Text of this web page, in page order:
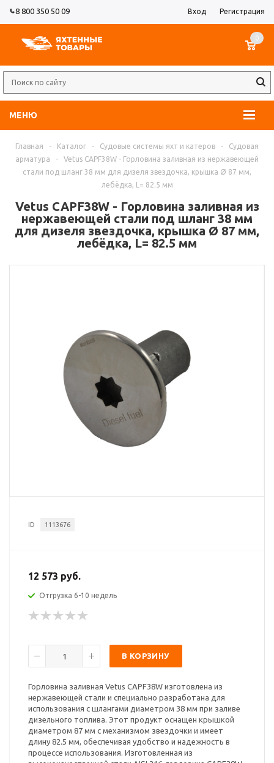
8 800 350 50 09 Вход Регистрация
МЕНЮ
0
Главная - Каталог - Судовые системы яхт и катеров -
Судовая
арматура
-
Vetus CAPF38W - Горловина заливная из нержавеющей
стали под шланг 38 мм для дизеля звездочка, крышка Ø 87 мм,
лебёдка, L= 82.5 мм
Vetus CAPF38W - Горловина заливная из
нержавеющей стали под шланг 38 мм
для дизеля звездочка, крышка Ø 87 мм,
лебёдка, L= 82.5 мм
ID 1113676
12 573 руб.
Отгрузка 6-10 недель
В КОРЗИНУ
Горловина заливная Vetus CAPF38W изготовлена из
нержавеющей стали и специально разработана для
использования с шлангами диаметром 38 мм при заливе
дизельного топлива. Этот продукт оснащен крышкой
диаметром 87 мм с механизмом звездочки и имеет
длину 82.5 мм, обеспечивая удобство и надежность в
процессе использования. Изготовленная из